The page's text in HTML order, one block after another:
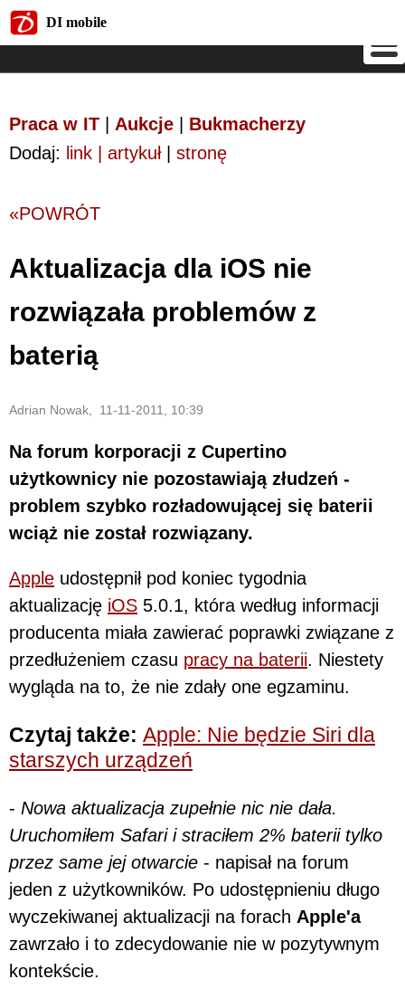
DI mobile
Praca w IT Aukcje
Bukmacherzy
Dodaj: link | artykuł| stronę
«POWRÓT
Aktualizacja dla iOS nie
rozwiązała problemów z
baterią
Adrian Nowak, 11-11-2011, 10:39
Na forum korporacji z Cupertino
użytkownicy nie pozostawiają złudzeń -
problem szybko rozładowującej się baterii
wciąż nie został rozwiązany.
Apple udostępnił pod koniec tygodnia
aktualizację iOS 5.0.1, która według informacji
producenta miała zawierać poprawki związane z
przedłużeniem czasu pracy na baterii. Niestety
wygląda na to, że nie zdały one egzaminu.
Czytaj także: Apple: Nie będzie Siri dla
starszych urządzeń
- Nowa aktualizacja zupełnie nic nie dała.
Uruchomiłem Safari i straciłem 2% baterii tylko
przez same jej otwarcie - napisał na forum
jeden z użytkowników. Po udostępnieniu długo
wyczekiwanej aktualizacji na forach Apple'a
zawrzało i to zdecydowanie nie w pozytywnym
kontekście.
DI mobile